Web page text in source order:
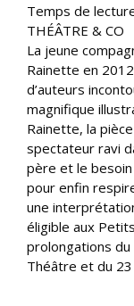
Temps de
THÉÂTRE & CO
La jeune
Rainette en
d’auteurs
magnifique
Rainette, la
spectateur ravi
père et le
pour enfin
une
éligible aux
prolongations
Théâtre et du 23